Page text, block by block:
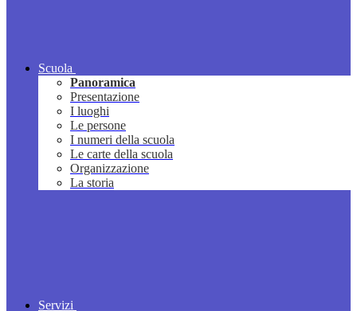
Scuola
Panoramica
Presentazione
I luoghi
Le persone
I numeri della scuola
Le carte della scuola
Organizzazione
La storia
Servizi